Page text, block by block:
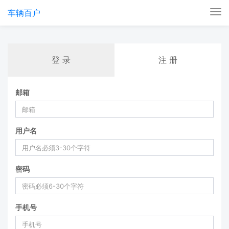
车辆百户
登 录 注 册
邮箱
用户名
密码
手机号